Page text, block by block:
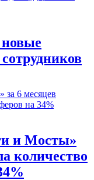
и Мосты»
количество